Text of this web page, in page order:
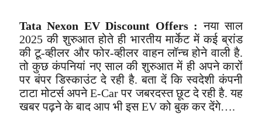
Tata Nexon EV Discount Offers :नया साल
2025 की शुरुआत होते ही भारतीय मार्केट में कई ब्रांड
की टू-व्हीलर और फोर-व्हीलर वाहन लॉन्च होने वाली है.
तो कुछ कंपनियां नए साल की शुरुआत में ही अपने कारों
पर बंपर डिस्काउंट दे रही है. बता दें कि स्वदेशी कंपनी
टाटा मोटर्स अपने E-Car पर जबरदस्त छूट दे रही है. यह
खबर पढ़ने के बाद आप भी इस EV को बुक कर देंगे….